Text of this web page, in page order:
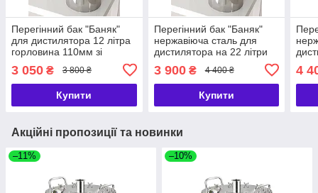
Перегінний бак "Баняк"
для дистилятора 12 літра
горловина 110мм зі
БУДЬМО
3 050 ₴ 3 800 ₴
Купити
Перегінний бак "Баняк"
нержавіюча сталь для
дистилятора на 22 літри
штуцером різьбовим ТМ
БУДЬМО
3 900₴ 4 400 ₴
Купити
4
Акційні пропозиції та новинки
–11% –10%